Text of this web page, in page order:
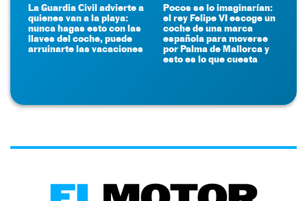
La Guardia Civil advierte a
quienes van a la playa:
nunca hagas esto con las
llaves del coche, puede
arruinarte las vacaciones
Pocos se lo imaginarían:
el rey Felipe VI escoge un
coche de una marca
española para moverse
por Palma de Mallorca y
esto es lo que cuesta